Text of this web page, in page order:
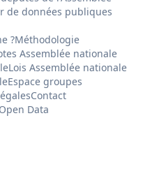
de données publiques
?Méthodologie
Assemblée nationale
Lois Assemblée nationale
Espace groupes
Contact
Open Data